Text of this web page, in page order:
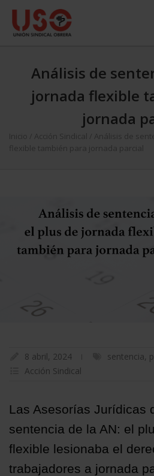
Análisis de
jornada flexible
jornada
Inicio Acción Sindical
Análisis de
flexible también para jornada parcial
8 abril, 2024 sentencia,
Acción Sindical
Las Asesorías Jurídicas
sentencia de la AN: el
flexible lesionaba el
trabajadores a jornada